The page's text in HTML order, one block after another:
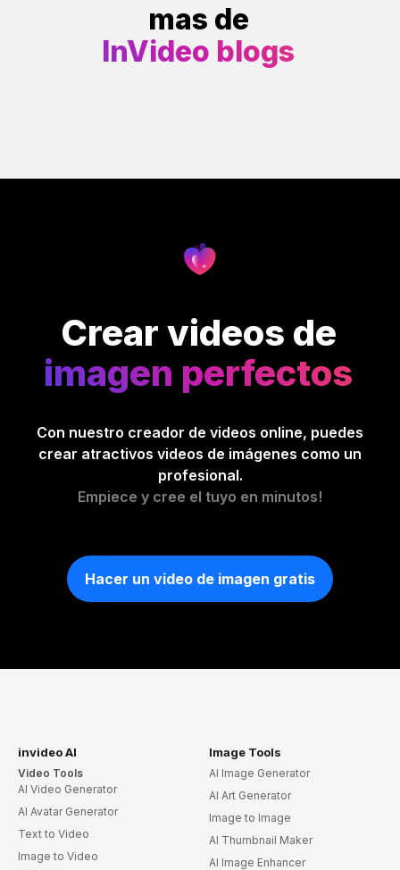
mas de
InVideo blogs
Crear videos de
imagen perfectos
Con nuestro creador de videos online, puedes
crear atractivos videos de imágenes como un
profesional.
Empiece y cree el tuyo en minutos!
Hacer un video de imagen gratis
invideo AI
Video Tools
AI Video Generator
AI Avatar Generator
Text to Video
Image to Video
Image Tools
AI Image Generator
AI Art Generator
Image to Image
AI Thumbnail Maker
AI Image Enhancer